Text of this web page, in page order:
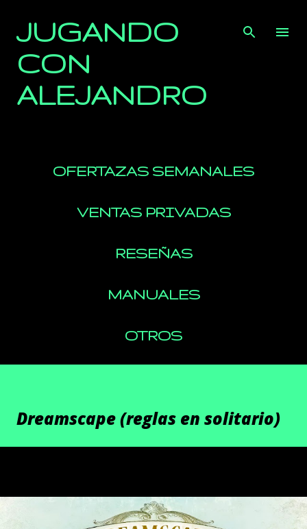
JUGANDO
CON
ALEJANDRO
OFERTAZAS SEMANALES
VENTAS PRIVADAS
RESEÑAS
MANUALES
OTROS
Dreamscape (reglas en solitario)